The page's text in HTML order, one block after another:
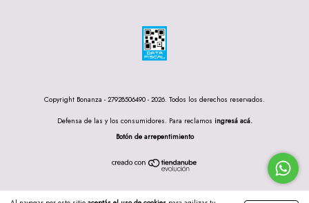
Copyright Bonanza - 27928506490 - 2026. Todos los derechos reservados.
Defensa de las y los consumidores. Para reclamos ingresá acá.
Botón de arrepentimiento